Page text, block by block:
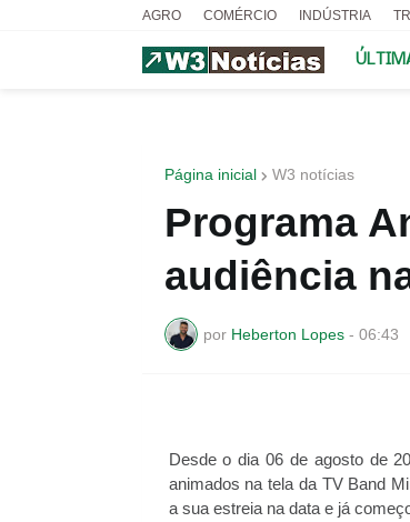
AGRO COMÉRCIO INDÚSTRIA
Página inicial W3 notícias
Programa
audiência
por Heberton Lopes - 06:43
Desde o dia 06 de agosto de
animados na tela da TV Band
a sua estreia na data e já